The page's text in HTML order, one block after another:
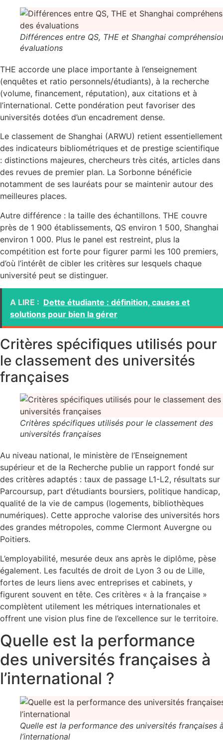
Différences entre QS, THE et Shanghai
évaluations
THE accorde une place importante à l’enseignement
(enquêtes et ratio personnels/étudiants), à la recherche
(volume, financement, réputation), aux citations et à
l’international. Cette pondération peut favoriser des
universités dotées d’un encadrement dense.
Le classement de Shanghai (ARWU) retient essentiellement
des indicateurs bibliométriques et de prestige scientifique
: distinctions majeures, chercheurs très cités, articles dans
des revues de premier plan. La Sorbonne bénéficie
notamment de ses lauréats pour se maintenir autour des
meilleures places.
Autre différence : la taille des échantillons. THE couvre
près de 1 900 établissements, QS environ 1 500, Shanghai
environ 1 000. Plus le panel est restreint, plus la
compétition est forte pour figurer parmi les 100 premiers,
d’où l’intérêt de cibler les critères sur lesquels chaque
université peut se distinguer.
A LIRE : Dette étudiante : définition, causes et
solutions pour bien la gérer
Critères spécifiques utilisés pour
le classement des universités
françaises
Critères spécifiques utilisés pour le classement des
universités françaises
Au niveau national, le ministère de l’Enseignement
supérieur et de la Recherche publie un rapport fondé sur
des critères adaptés : taux de passage L1-L2, résultats sur
Parcoursup, part d’étudiants boursiers, politique handicap,
qualité de la vie de campus (logements, bibliothèques
numériques). Cette approche valorise des universités hors
des grandes métropoles, comme Clermont Auvergne ou
Poitiers.
L’employabilité, mesurée deux ans après le diplôme, pèse
également. Les facultés de droit de Lyon 3 ou de Lille,
fortes de leurs liens avec entreprises et cabinets, y
figurent souvent en tête. Ces critères « à la française »
complètent utilement les métriques internationales et
offrent une vision plus fine de l’excellence sur le territoire.
Quelle est la performance
des universités françaises à
l’international ?
Quelle est la performance des universités françaises
l’international